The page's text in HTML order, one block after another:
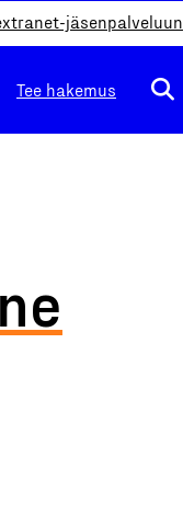
jäsenpalveluun
Tee hakemus